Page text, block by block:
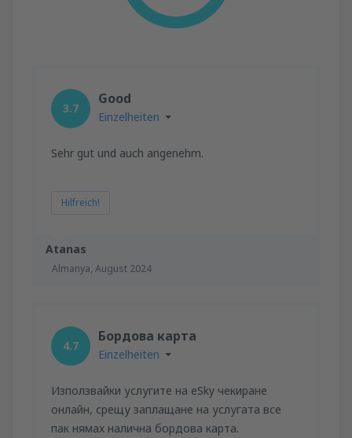
Atanas
Almanya, August 2024
3.7
Good
Einzelheiten
Sehr gut und auch angenehm.
Hilfreich!
4.7
Бордова карта
Einzelheiten
Използвайки услугите на eSky чекиране
онлайн, срещу заплащане на услугата все
пак нямах налична бордова карта.